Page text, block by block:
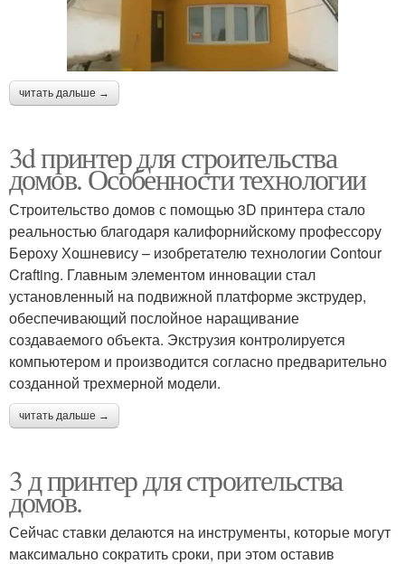
читать дальше →
3d принтер для строительства
домов. Особенности технологии
Строительство домов с помощью 3D принтера стало
реальностью благодаря калифорнийскому профессору
Бероху Хошневису – изобретателю технологии Contour
Crafting. Главным элементом инновации стал
установленный на подвижной платформе экструдер,
обеспечивающий послойное наращивание
создаваемого объекта. Экструзия контролируется
компьютером и производится согласно предварительно
созданной трехмерной модели.
читать дальше →
3 д принтер для строительства
домов.
Сейчас ставки делаются на инструменты, которые могут
максимально сократить сроки, при этом оставив